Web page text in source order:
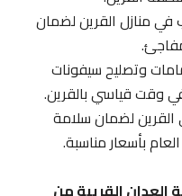
منازل القرين لضمان
وتصليح سيفونات
قياسي بالقرين.
لضمان سلامة
بأسعار مناسبة.
القريبة من